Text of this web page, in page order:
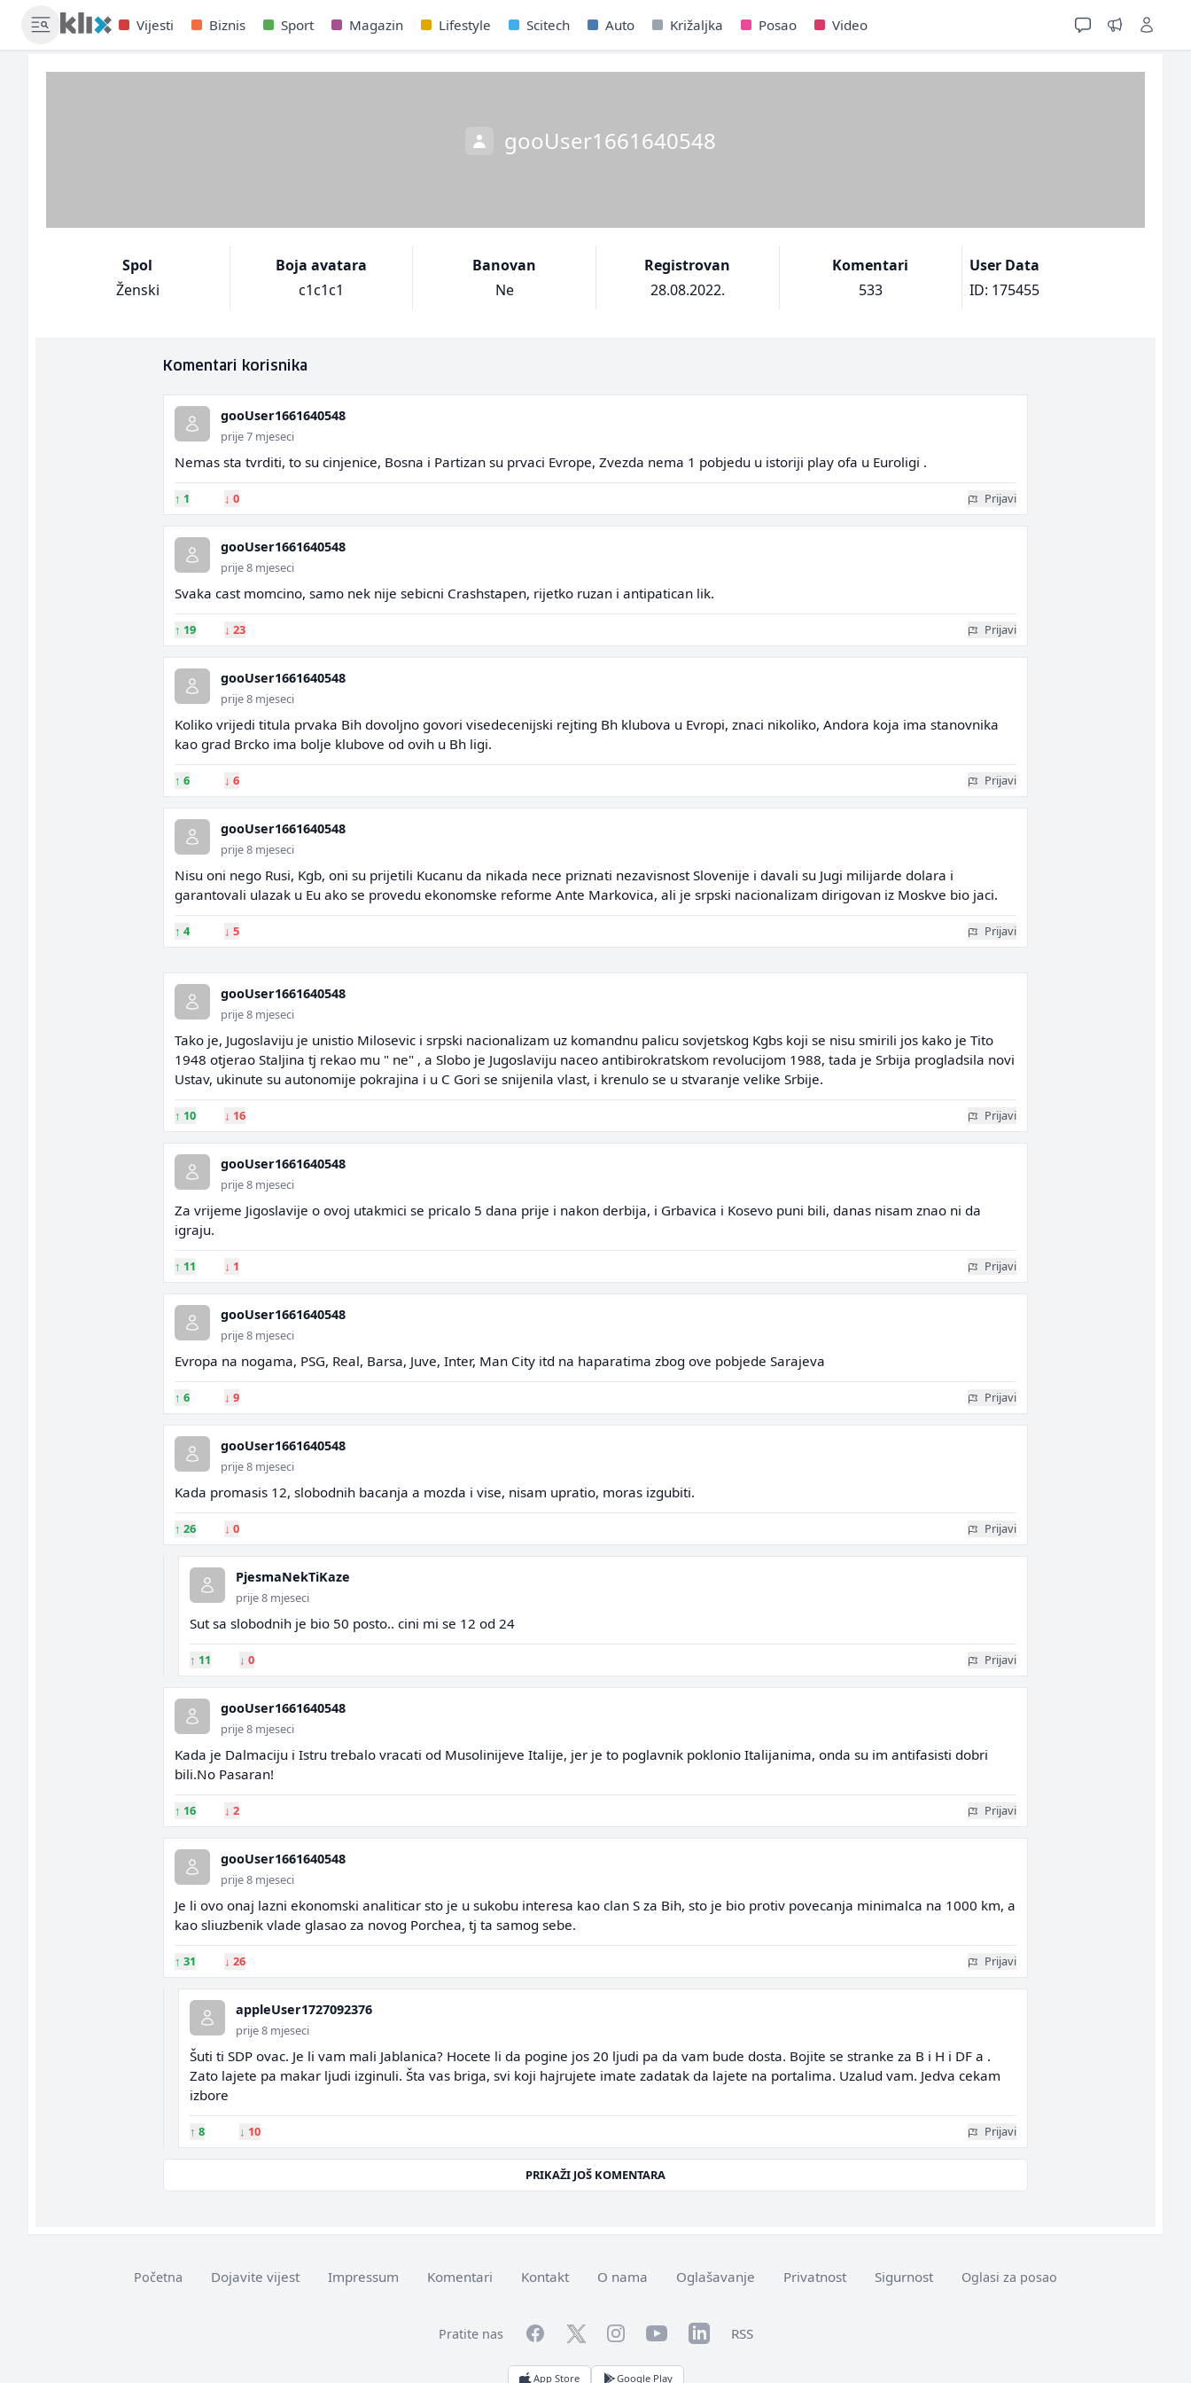
Vijesti Biznis Sport Magazin Lifestyle Scitech Auto Križaljka Posao Video
gooUser1661640548
Spol
Ženski
Boja avatara
c1c1c1
Banovan
Ne
Registrovan
28.08.2022.
Komentari
533
User Data
ID: 175455
Komentari korisnika
gooUser1661640548
prije 7 mjeseci
Nemas sta tvrditi, to su cinjenice, Bosna i Partizan su prvaci Evrope, Zvezda nema 1 pobjedu u istoriji play ofa u Euroligi .
↑ 1 ↓ 0 Prijavi
gooUser1661640548
prije 8 mjeseci
Svaka cast momcino, samo nek nije sebicni Crashstapen, rijetko ruzan i antipatican lik.
↑ 19 ↓ 23 Prijavi
gooUser1661640548
prije 8 mjeseci
Koliko vrijedi titula prvaka Bih dovoljno govori visedecenijski rejting Bh klubova u Evropi, znaci nikoliko, Andora koja ima stanovnika
kao grad Brcko ima bolje klubove od ovih u Bh ligi.
↑ 6 ↓ 6 Prijavi
gooUser1661640548
prije 8 mjeseci
Nisu oni nego Rusi, Kgb, oni su prijetili Kucanu da nikada nece priznati nezavisnost Slovenije i davali su Jugi milijarde dolara i
garantovali ulazak u Eu ako se provedu ekonomske reforme Ante Markovica, ali je srpski nacionalizam dirigovan iz Moskve bio jaci.
↑ 4 ↓ 5 Prijavi
gooUser1661640548
prije 8 mjeseci
Tako je, Jugoslaviju je unistio Milosevic i srpski nacionalizam uz komandnu palicu sovjetskog Kgbs koji se nisu smirili jos kako je Tito
1948 otjerao Staljina tj rekao mu " ne" , a Slobo je Jugoslaviju naceo antibirokratskom revolucijom 1988, tada je Srbija progladsila novi
Ustav, ukinute su autonomije pokrajina i u C Gori se snijenila vlast, i krenulo se u stvaranje velike Srbije.
↑ 10 ↓ 16 Prijavi
gooUser1661640548
prije 8 mjeseci
Za vrijeme Jigoslavije o ovoj utakmici se pricalo 5 dana prije i nakon derbija, i Grbavica i Kosevo puni bili, danas nisam znao ni da
igraju.
↑ 11 ↓ 1 Prijavi
gooUser1661640548
prije 8 mjeseci
Evropa na nogama, PSG, Real, Barsa, Juve, Inter, Man City itd na haparatima zbog ove pobjede Sarajeva
↑ 6 ↓ 9 Prijavi
gooUser1661640548
prije 8 mjeseci
Kada promasis 12, slobodnih bacanja a mozda i vise, nisam upratio, moras izgubiti.
↑ 26 ↓ 0 Prijavi
PjesmaNekTiKaze
prije 8 mjeseci
Sut sa slobodnih je bio 50 posto.. cini mi se 12 od 24
↑ 11 ↓ 0 Prijavi
gooUser1661640548
prije 8 mjeseci
Kada je Dalmaciju i Istru trebalo vracati od Musolinijeve Italije, jer je to poglavnik poklonio Italijanima, onda su im antifasisti dobri
bili.No Pasaran!
↑ 16 ↓ 2 Prijavi
gooUser1661640548
prije 8 mjeseci
Je li ovo onaj lazni ekonomski analiticar sto je u sukobu interesa kao clan S za Bih, sto je bio protiv povecanja minimalca na 1000 km, a
kao sliuzbenik vlade glasao za novog Porchea, tj ta samog sebe.
↑ 31 ↓ 26 Prijavi
appleUser1727092376
prije 8 mjeseci
Šuti ti SDP ovac. Je li vam mali Jablanica? Hocete li da pogine jos 20 ljudi pa da vam bude dosta. Bojite se stranke za B i H i DF a .
Zato lajete pa makar ljudi izginuli. Šta vas briga, svi koji hajrujete imate zadatak da lajete na portalima. Uzalud vam. Jedva cekam
izbore
↑ 8 ↓ 10 Prijavi
PRIKAŽI JOŠ KOMENTARA
Početna Dojavite vijest Impressum Komentari Kontakt O nama Oglašavanje Privatnost Sigurnost Oglasi za posao
Pratite nas FacebookTwitterInstagramYouTubeLinkedInRSS
App Store Google Play